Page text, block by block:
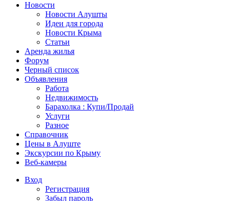
Новости
Новости Алушты
Идеи для города
Новости Крыма
Статьи
Аренда жилья
Форум
Черный список
Объявления
Работа
Недвижимость
Барахолка : Купи/Продай
Услуги
Разное
Справочник
Цены в Алуште
Экскурсии по Крыму
Веб-камеры
Вход
Регистрация
Забыл пароль